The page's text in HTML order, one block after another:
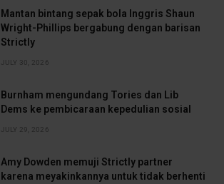
Mantan bintang sepak bola Inggris Shaun
Wright-Phillips bergabung dengan barisan
Strictly
JULY 30, 2026
Burnham mengundang Tories dan Lib
Dems ke pembicaraan kepedulian sosial
JULY 29, 2026
Amy Dowden memuji Strictly partner
karena meyakinkannya untuk tidak berhenti